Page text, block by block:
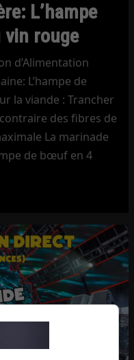
L’hampe
rouge
d’Alimentation
L’hampe de
la viande : Trancher
des fibres de
La marinade
de bœuf en 4